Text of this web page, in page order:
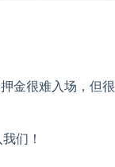
金很难入场，但很
们！